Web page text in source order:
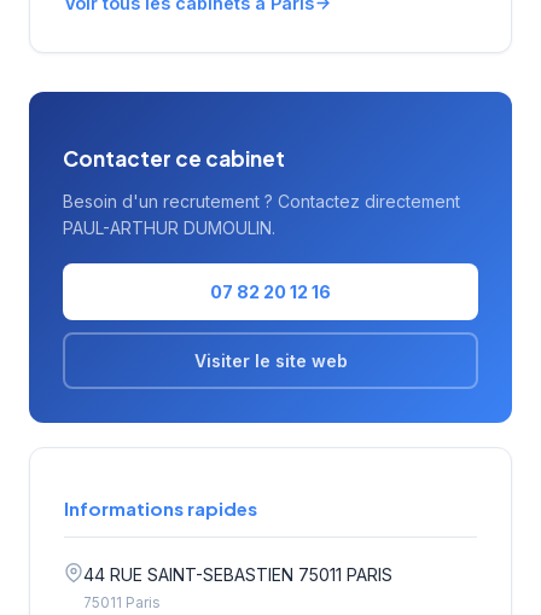
accompagnés.
Contacter ce cabinet
Besoin d'un recrutement ? Contactez directement
PAUL-ARTHUR DUMOULIN.
07 82 20 12 16
Visiter le site web
Informations rapides
44 RUE SAINT-SEBASTIEN 75011 PARIS
75011 Paris